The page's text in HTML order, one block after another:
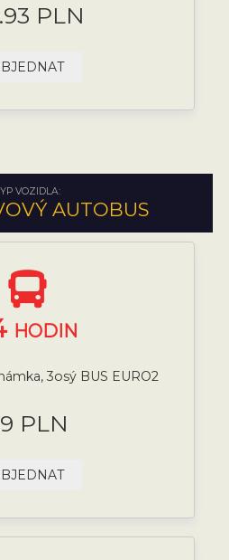
PLN
VOZIDLA:
AUTOBUS
HODIN
3osý BUS EURO2
PLN